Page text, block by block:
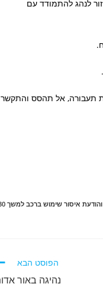
לנהג להתמודד עם
תעבורה, אל תהסס והתקשר
פסילה מנהלית והודעת
הפוסט הבא
נהיגה באור